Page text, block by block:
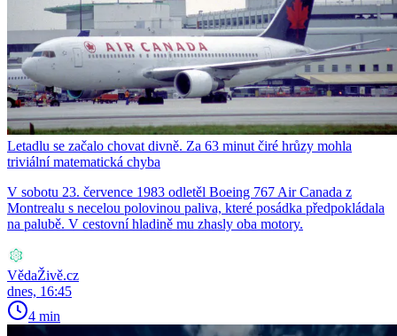
Letadlu se začalo chovat divně. Za 63 minut čiré hrůzy mohla
triviální matematická chyba
V sobotu 23. července 1983 odletěl Boeing 767 Air Canada z
Montrealu s necelou polovinou paliva, které posádka předpokládala
na palubě. V cestovní hladině mu zhasly oba motory.
VědaŽivě.cz
dnes, 16:45
4 min